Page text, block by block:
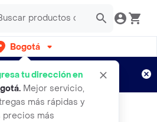
Bogotá
tu dirección en
. Mejor servicio,
más rápidas y
precios más
por semanas
Aplican TyC